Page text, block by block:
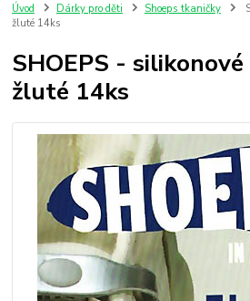
Úvod Dárky pro děti Shoeps tkaničky
žluté 14ks
SHOEPS -
žluté 14ks